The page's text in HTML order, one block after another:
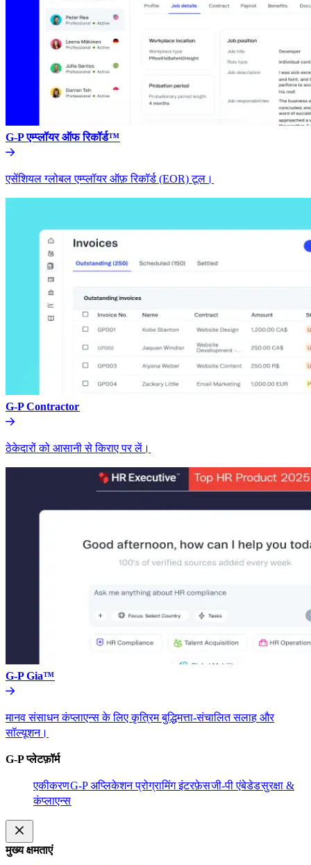
G-P एम्प्लॉयर ऑफ रिकॉर्ड™​​
एसेंशियल ग्लोबल एम्प्लॉयर ऑफ़ रिकॉर्ड (EOR) टूल।​​
G-P Contractor​​
ठेकेदारों को आसानी से किराए पर लें।​​
G-P Gia™​​
मानव संसाधन कंप्लाएन्स के लिए कृत्रिम बुद्धिमत्ता-संचालित सलाह और
सॉल्यूशन।​​
G-P प्लेटफ़ॉर्म​​
एकीकरण​​G-P अप्लिकेशन प्रोग्रामिंग इंटरफ़ेस​​जी-पी एंबेडेड​​सुरक्षा &
कंप्लाएन्स​​
मुख्य क्षमताएं​​